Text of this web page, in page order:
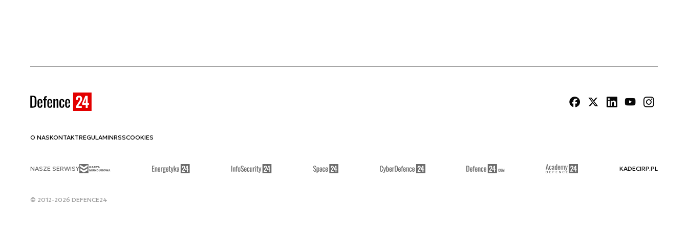
O NASKONTAKTREGULAMINRSSCOOKIES
NASZE SERWISY KADECIRP.PL
© 2012-2026 DEFENCE24